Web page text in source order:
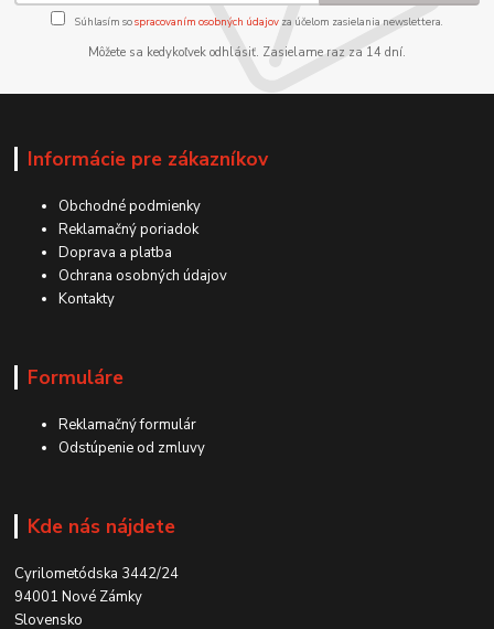
Súhlasím sospracovaním osobných údajov za účelom zasielania newslettera.
Môžete sa kedykoľvek odhlásiť. Zasielame raz za 14 dní.
Informácie pre zákazníkov
Obchodné podmienky
Reklamačný poriadok
Doprava a platba
Ochrana osobných údajov
Kontakty
Formuláre
Reklamačný formulár
Odstúpenie od zmluvy
Kde nás nájdete
Cyrilometódska 3442/24
94001 Nové Zámky
Slovensko